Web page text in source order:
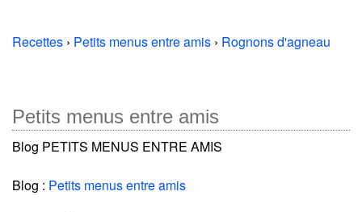
Recettes › Petits menus entre amis › Rognons d'agneau
Petits menus entre amis
Blog PETITS MENUS ENTRE AMIS
Blog : Petits menus entre amis